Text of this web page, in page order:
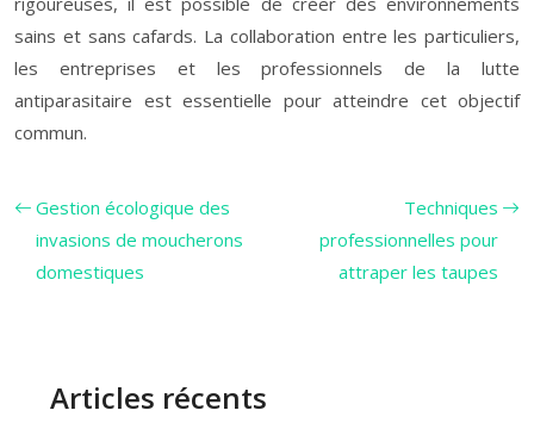
sains et sans cafards. La collaboration entre les particuliers,
les entreprises et les professionnels de la lutte
antiparasitaire est essentielle pour atteindre cet objectif
commun.
Gestion écologique des
invasions de moucherons
domestiques
Techniques
professionnelles pour
attraper les taupes
Articles récents